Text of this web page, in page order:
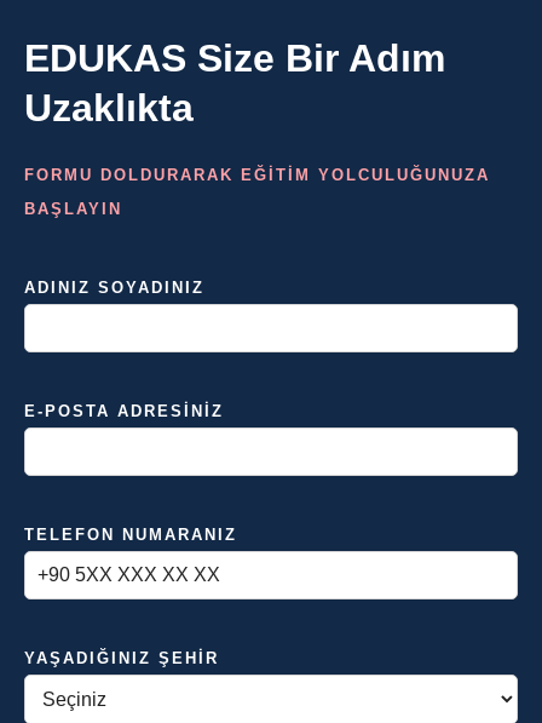
EDUKAS Size Bir Adım
Uzaklıkta
FORMU DOLDURARAK EĞİTİM YOLCULUĞUNUZA
BAŞLAYIN
ADINIZ SOYADINIZ
E-POSTA ADRESINIZ
TELEFON NUMARANIZ
YAŞADIĞINIZ ŞEHIR